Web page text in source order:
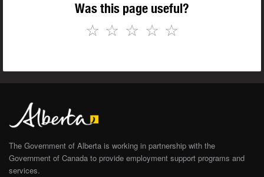
Was this page useful?
☆
☆
☆
☆
☆
The Government of Alberta is working in partnership with the
Government of Canada to provide employment support programs and
services.